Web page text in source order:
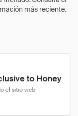
to Honey
el sitio web